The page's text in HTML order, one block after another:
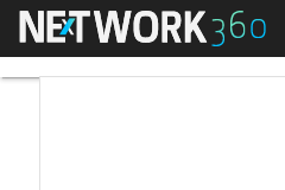
Menú